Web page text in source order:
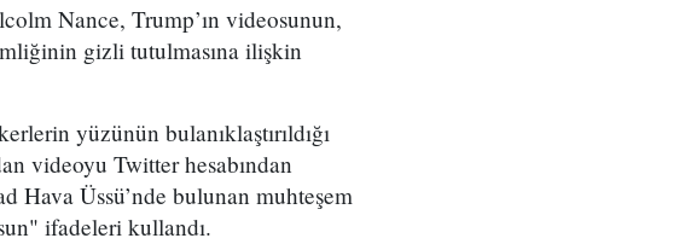
Nance, Trump’ın videosunun,
gizli tutulmasına ilişkin
yüzünün bulanıklaştırıldığı
videoyu Twitter hesabından
Hava Üssü’nde bulunan muhteşem
ifadeleri kullandı.